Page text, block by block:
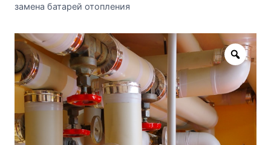
замена батарей отопления
Zoom